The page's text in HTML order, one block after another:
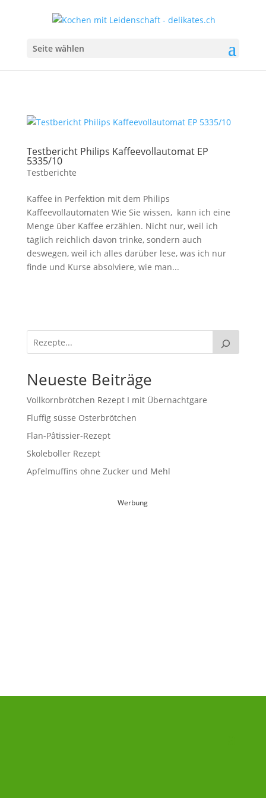
Seite wählen
Testbericht Philips Kaffeevollautomat EP
5335/10
Testberichte
Kaffee in Perfektion mit dem Philips
Kaffeevollautomaten Wie Sie wissen, kann ich eine
Menge über Kaffee erzählen. Nicht nur, weil ich
täglich reichlich davon trinke, sondern auch
deswegen, weil ich alles darüber lese, was ich nur
finde und Kurse absolviere, wie man...
Neueste Beiträge
Vollkornbrötchen Rezept I mit Übernachtgare
Fluffig süsse Osterbrötchen
Flan-Pâtissier-Rezept
Skoleboller Rezept
Apfelmuffins ohne Zucker und Mehl
Werbung